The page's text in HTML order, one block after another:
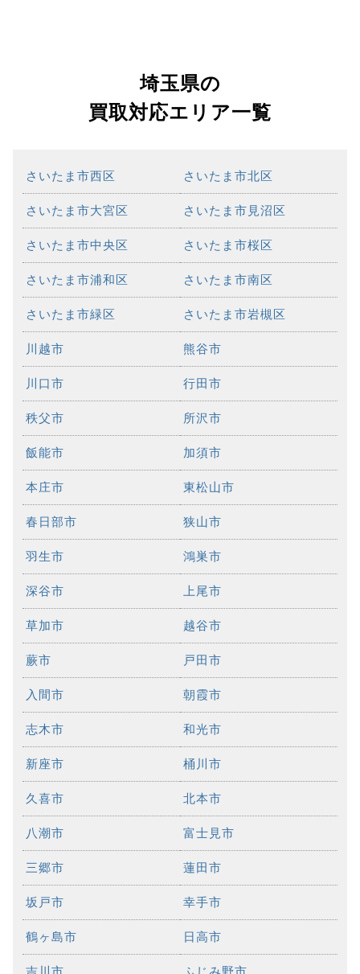
埼玉県の
買取対応エリア一覧
さいたま市西区 さいたま市北区
さいたま市大宮区 さいたま市見沼区
さいたま市中央区 さいたま市桜区
さいたま市浦和区 さいたま市南区
さいたま市緑区 さいたま市岩槻区
川越市 熊谷市
川口市 行田市
秩父市 所沢市
飯能市 加須市
本庄市 東松山市
春日部市 狭山市
羽生市 鴻巣市
深谷市 上尾市
草加市 越谷市
蕨市 戸田市
入間市 朝霞市
志木市 和光市
新座市 桶川市
久喜市 北本市
八潮市 富士見市
三郷市 蓮田市
坂戸市 幸手市
鶴ヶ島市 日高市
吉川市 ふじみ野市